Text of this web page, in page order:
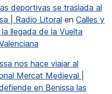
deportivas se traslada al
| Radio Litoral en Calles y
llegada de la Vuelta
nos hace viajar al
Mercat Medieval |
en Benissa las